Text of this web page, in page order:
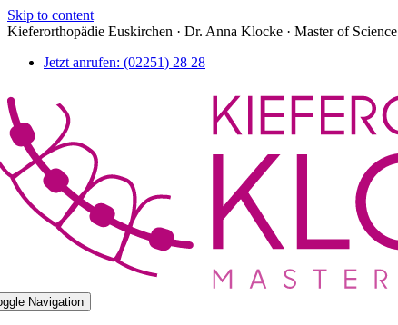
Skip to content
Kieferorthopädie Euskirchen · Dr. Anna Klocke · Master of Science
Jetzt anrufen: (02251) 28 28
Navigation